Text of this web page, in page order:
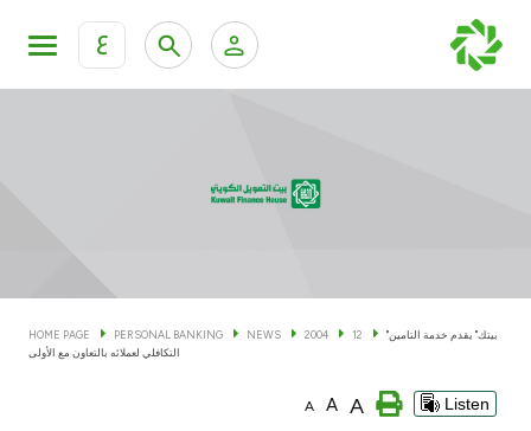
ع
KFH Online Corporate Banking Services
Cards
Banking Tiers
HOME PAGE PERSONAL BANKING NEWS 2004 12
"بيتك" يقدم خدمة التامين
التكافلي لعملائه بالتعاون مع الأولى
A A A Listen